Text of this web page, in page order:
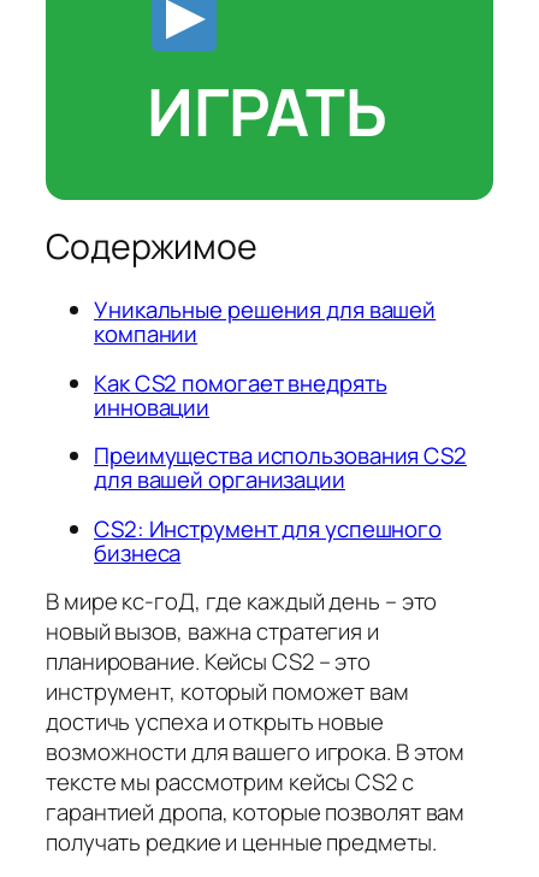
ИГРАТЬ
Содержимое
Уникальные решения для вашей
компании
Как CS2 помогает внедрять
инновации
Преимущества использования CS2
для вашей организации
CS2: Инструмент для успешного
бизнеса
В мире кс-гоД, где каждый день – это
новый вызов, важна стратегия и
планирование. Кейсы CS2 – это
инструмент, который поможет вам
достичь успеха и открыть новые
возможности для вашего игрока. В этом
тексте мы рассмотрим кейсы CS2 с
гарантией дропа, которые позволят вам
получать редкие и ценные предметы.